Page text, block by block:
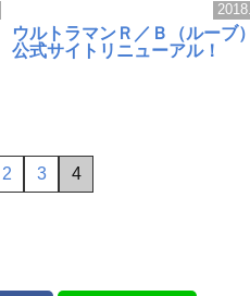
ウルトラマンＲ／Ｂ（ルーブ
公式サイトリニューアル！
2 3 4